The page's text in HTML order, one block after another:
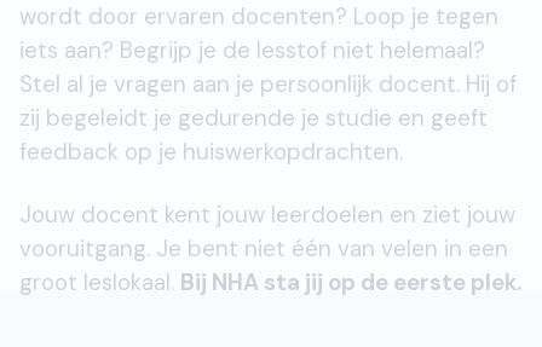
wordt door ervaren docenten? Loop je tegen
iets aan? Begrijp je de lesstof niet helemaal?
Stel al je vragen aan je persoonlijk docent. Hij of
zij begeleidt je gedurende je studie en geeft
feedback op je huiswerkopdrachten.
Jouw docent kent jouw leerdoelen en ziet jouw
vooruitgang. Je bent niet één van velen in een
groot leslokaal. Bij NHA sta jij op de eerste plek.